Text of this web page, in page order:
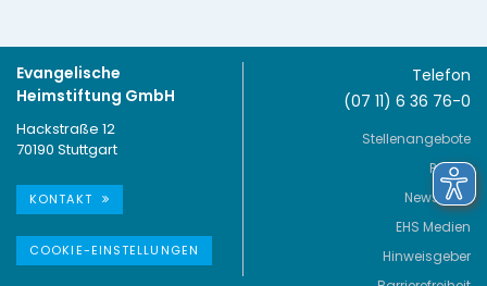
Evangelische
Heimstiftung GmbH
Hackstraße 12
70190 Stuttgart
KONTAKT
COOKIE-EINSTELLUNGEN
Telefon
(07 11) 6 36 76-0
Stellenangebote
Presse
Newsletter
EHS Medien
Hinweisgeber